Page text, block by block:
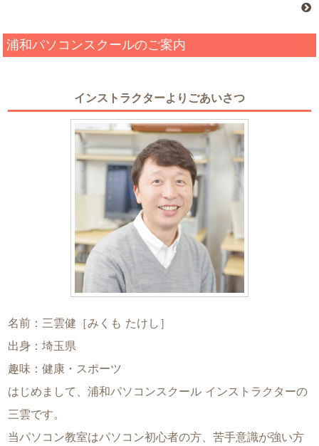
浦和パソコンスクールのご案内
インストラクターよりごあいさつ
名前：三雲健［みくも たけし］
出身：埼玉県
趣味：健康・スポーツ
はじめまして、浦和パソコンスクール インストラクターの
三雲です。
当パソコン教室はパソコン初心者の方、苦手意識が強い方